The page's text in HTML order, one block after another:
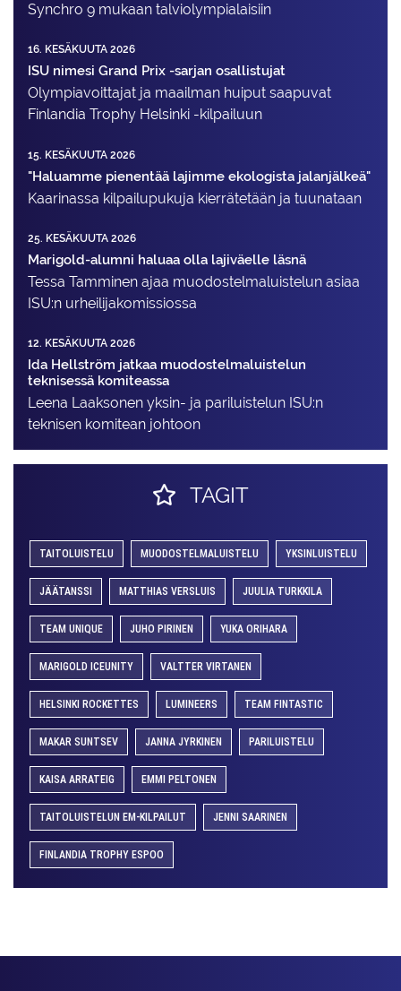
Synchro 9 mukaan talviolympialaisiin
16. KESÄKUUTA 2026
ISU nimesi Grand Prix -sarjan osallistujat
Olympiavoittajat ja maailman huiput saapuvat
Finlandia Trophy Helsinki -kilpailuun
15. KESÄKUUTA 2026
"Haluamme pienentää lajimme ekologista jalanjälkeä"
Kaarinassa kilpailupukuja kierrätetään ja tuunataan
25. KESÄKUUTA 2026
Marigold-alumni haluaa olla lajiväelle läsnä
Tessa Tamminen ajaa muodostelma­luistelun asiaa
ISU:n urheilija­komissiossa
12. KESÄKUUTA 2026
Ida Hellström jatkaa muodostelmaluistelun
teknisessä komiteassa
Leena Laaksonen yksin- ja pariluistelun ISU:n
teknisen komitean johtoon
TAGIT
TAITOLUISTELU MUODOSTELMALUISTELU YKSINLUISTELU
JÄÄTANSSI MATTHIAS VERSLUIS JUULIA TURKKILA
TEAM UNIQUE JUHO PIRINEN YUKA ORIHARA
MARIGOLD ICEUNITY VALTTER VIRTANEN
HELSINKI ROCKETTES LUMINEERS TEAM FINTASTIC
MAKAR SUNTSEV JANNA JYRKINEN PARILUISTELU
KAISA ARRATEIG EMMI PELTONEN
TAITOLUISTELUN EM-KILPAILUT JENNI SAARINEN
FINLANDIA TROPHY ESPOO